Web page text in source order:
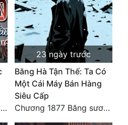
Chương 5552 Trừ hợp tác, không còn cách nào khác!
23 ngày trước
Băng Hà Tận Thế: Ta Có
Một Cái Máy Bán Hàng
Siêu Cấp
Chương 1877 Băng sương kết giới